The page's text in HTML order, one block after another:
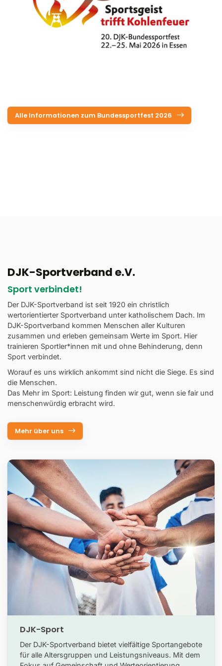
Alle Informationen zum Bundessportfest 2026
DJK-Sportverband e.V.
Sport verbindet!
Der DJK-Sportverband ist seit 1920 ein christlich
wertorientierter Sportverband unter katholischem Dach. Im
DJK-Sportverband kommen Menschen aller Kulturen
zusammen und erleben gemeinsam Werte im Sport. Hier
trainieren Sportler*innen mit und ohne Behinderung, denn
Sport verbindet.
Worauf es uns wirklich ankommt sind nicht die Siege. Es sind
die Menschen.
Das Mehr im Sport: Leistung finden wir gut, wenn sie fair und
menschenwürdig erbracht wird.
Mehr über uns
DJK-Sport
Der DJK-Sportverband bietet vielfältige Sportangebote
für alle Altersgruppen und Leistungsniveaus. Mit dem